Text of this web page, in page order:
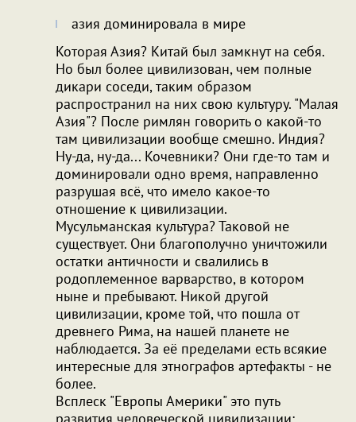
азия доминировала в мире
Которая Азия? Китай был замкнут на себя.
Но был более цивилизован, чем полные
дикари соседи, таким образом
распространил на них свою культуру. "Малая
Азия"? После римлян говорить о какой-то
там цивилизации вообще смешно. Индия?
Ну-да, ну-да... Кочевники? Они где-то там и
доминировали одно время, направленно
разрушая всё, что имело какое-то
отношение к цивилизации.
Мусульманская культура? Таковой не
существует. Они благополучно уничтожили
остатки античности и свалились в
родоплеменное варварство, в котором
ныне и пребывают. Никой другой
цивилизации, кроме той, что пошла от
древнего Рима, на нашей планете не
наблюдается. За её пределами есть всякие
интересные для этнографов артефакты - не
более.
Всплеск "Европы Америки" это путь
развития человеческой цивилизации: